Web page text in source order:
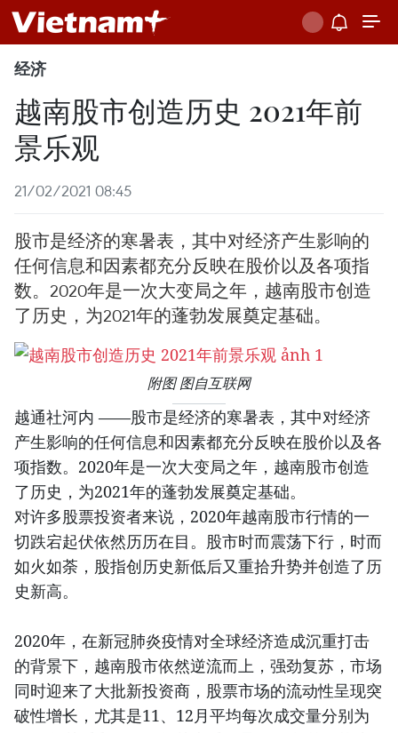
经济
越南股市创造历史 2021年前
景乐观
21/02/2021 08:45
股市是经济的寒暑表，其中对经济产生影响的
任何信息和因素都充分反映在股价以及各项指
数。2020年是一次大变局之年，越南股市创造
了历史，为2021年的蓬勃发展奠定基础。
附图 图自互联网
越通社河内 ——股市是经济的寒暑表，其中对经济
产生影响的任何信息和因素都充分反映在股价以及各
项指数。2020年是一次大变局之年，越南股市创造
了历史，为2021年的蓬勃发展奠定基础。
对许多股票投资者来说，2020年越南股市行情的一
切跌宕起伏依然历历在目。股市时而震荡下行，时而
如火如荼，股指创历史新低后又重拾升势并创造了历
史新高。
2020年，在新冠肺炎疫情对全球经济造成沉重打击
的背景下，越南股市依然逆流而上，强劲复苏，市场
同时迎来了大批新投资商，股票市场的流动性呈现突
破性增长，尤其是11、12月平均每次成交量分别为